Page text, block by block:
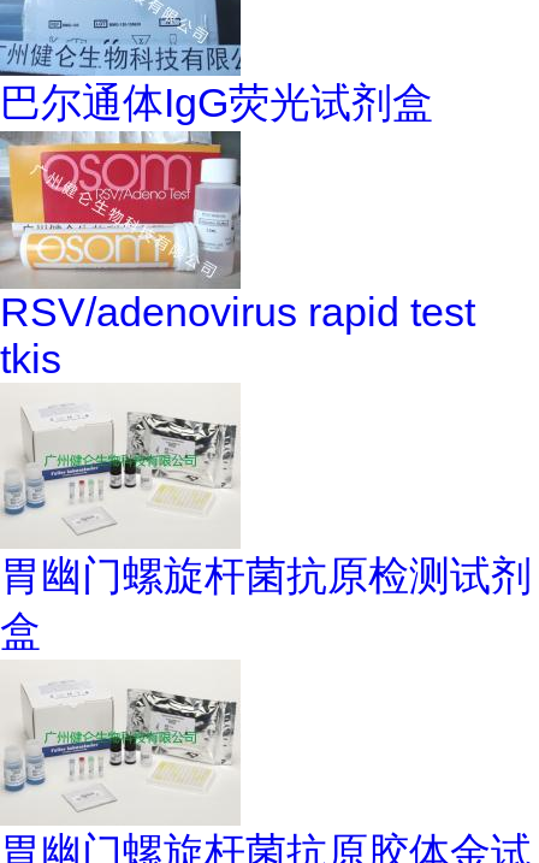
巴尔通体IgG荧光试剂盒
RSV/adenovirus rapid test
tkis
胃幽门螺旋杆菌抗原检测试剂
盒
胃幽门螺旋杆菌抗原胶体金试